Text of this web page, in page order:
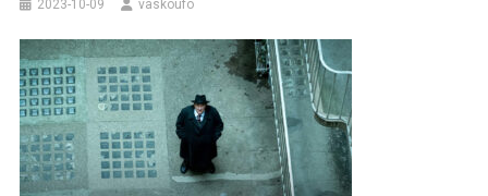
2023-10-09 vaskoufo